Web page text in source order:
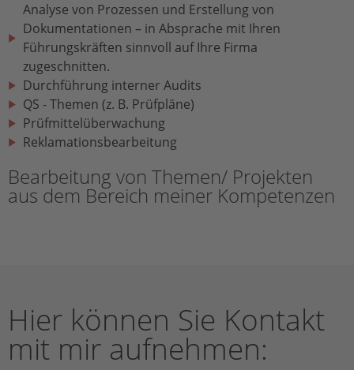
Analyse von Prozessen und Erstellung von
Dokumentationen – in Absprache mit Ihren
Führungskräften sinnvoll auf Ihre Firma
zugeschnitten.
Durchführung interner Audits
QS - Themen (z. B. Prüfpläne)
Prüfmittelüberwachung
Reklamationsbearbeitung
Bearbeitung von Themen/ Projekten
aus dem Bereich meiner Kompetenzen
Hier können Sie Kontakt
mit mir aufnehmen: